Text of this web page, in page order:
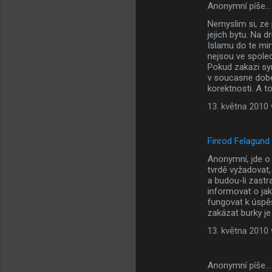
Anonymní píše…
Nemyslim si,
jejich bytu. Na
Islamu do te
nejsou ve
Pokud zakazi
v soucasne
korektnosti. A
13. května 2010
Finrod Felagund
Anonymní, jde
tvrdě
a budou-li
informovat o
fungovat k
zakázat burky
13. května 2010
Anonymní píše…